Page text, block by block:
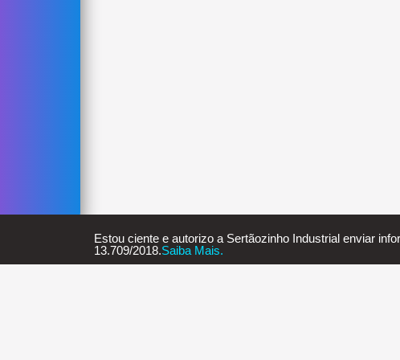
Estou ciente e autorizo a Sertãozinho Industrial enviar
13.709/2018.Saiba Mais.